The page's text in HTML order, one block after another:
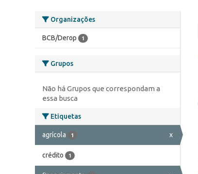
Organizações
BCB/Derop 1
Grupos
Não há Grupos que correspondam a
essa busca
Etiquetas
agrícola 1 x
crédito 1